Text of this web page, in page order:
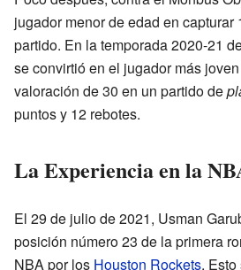
jugador menor de edad en capturar
partido. En la temporada 2020-21
se convirtió en el jugador más
valoración de 30 en un partido de
puntos y 12 rebotes.
La Experiencia en la
El 29 de julio de 2021, Usman
posición número 23 de la primera
NBA por los Houston Rockets.